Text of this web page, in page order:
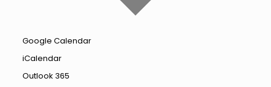
Google Calendar
iCalendar
Outlook 365